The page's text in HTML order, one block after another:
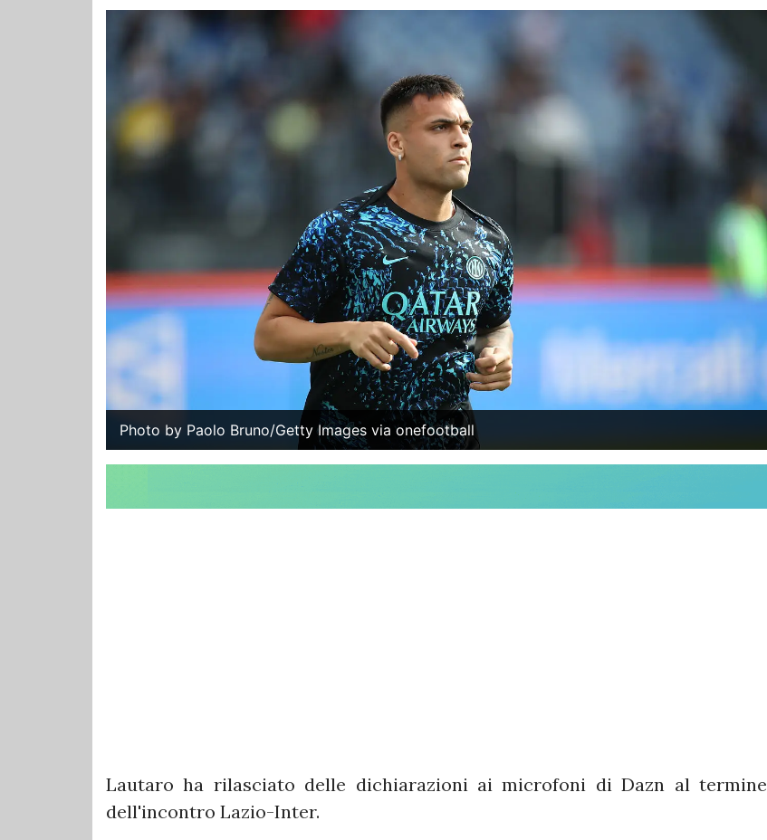
Photo by Paolo Bruno/Getty Images via onefootball
Lautaro ha rilasciato delle dichiarazioni ai microfoni di Dazn al termine
dell'incontro Lazio-Inter.